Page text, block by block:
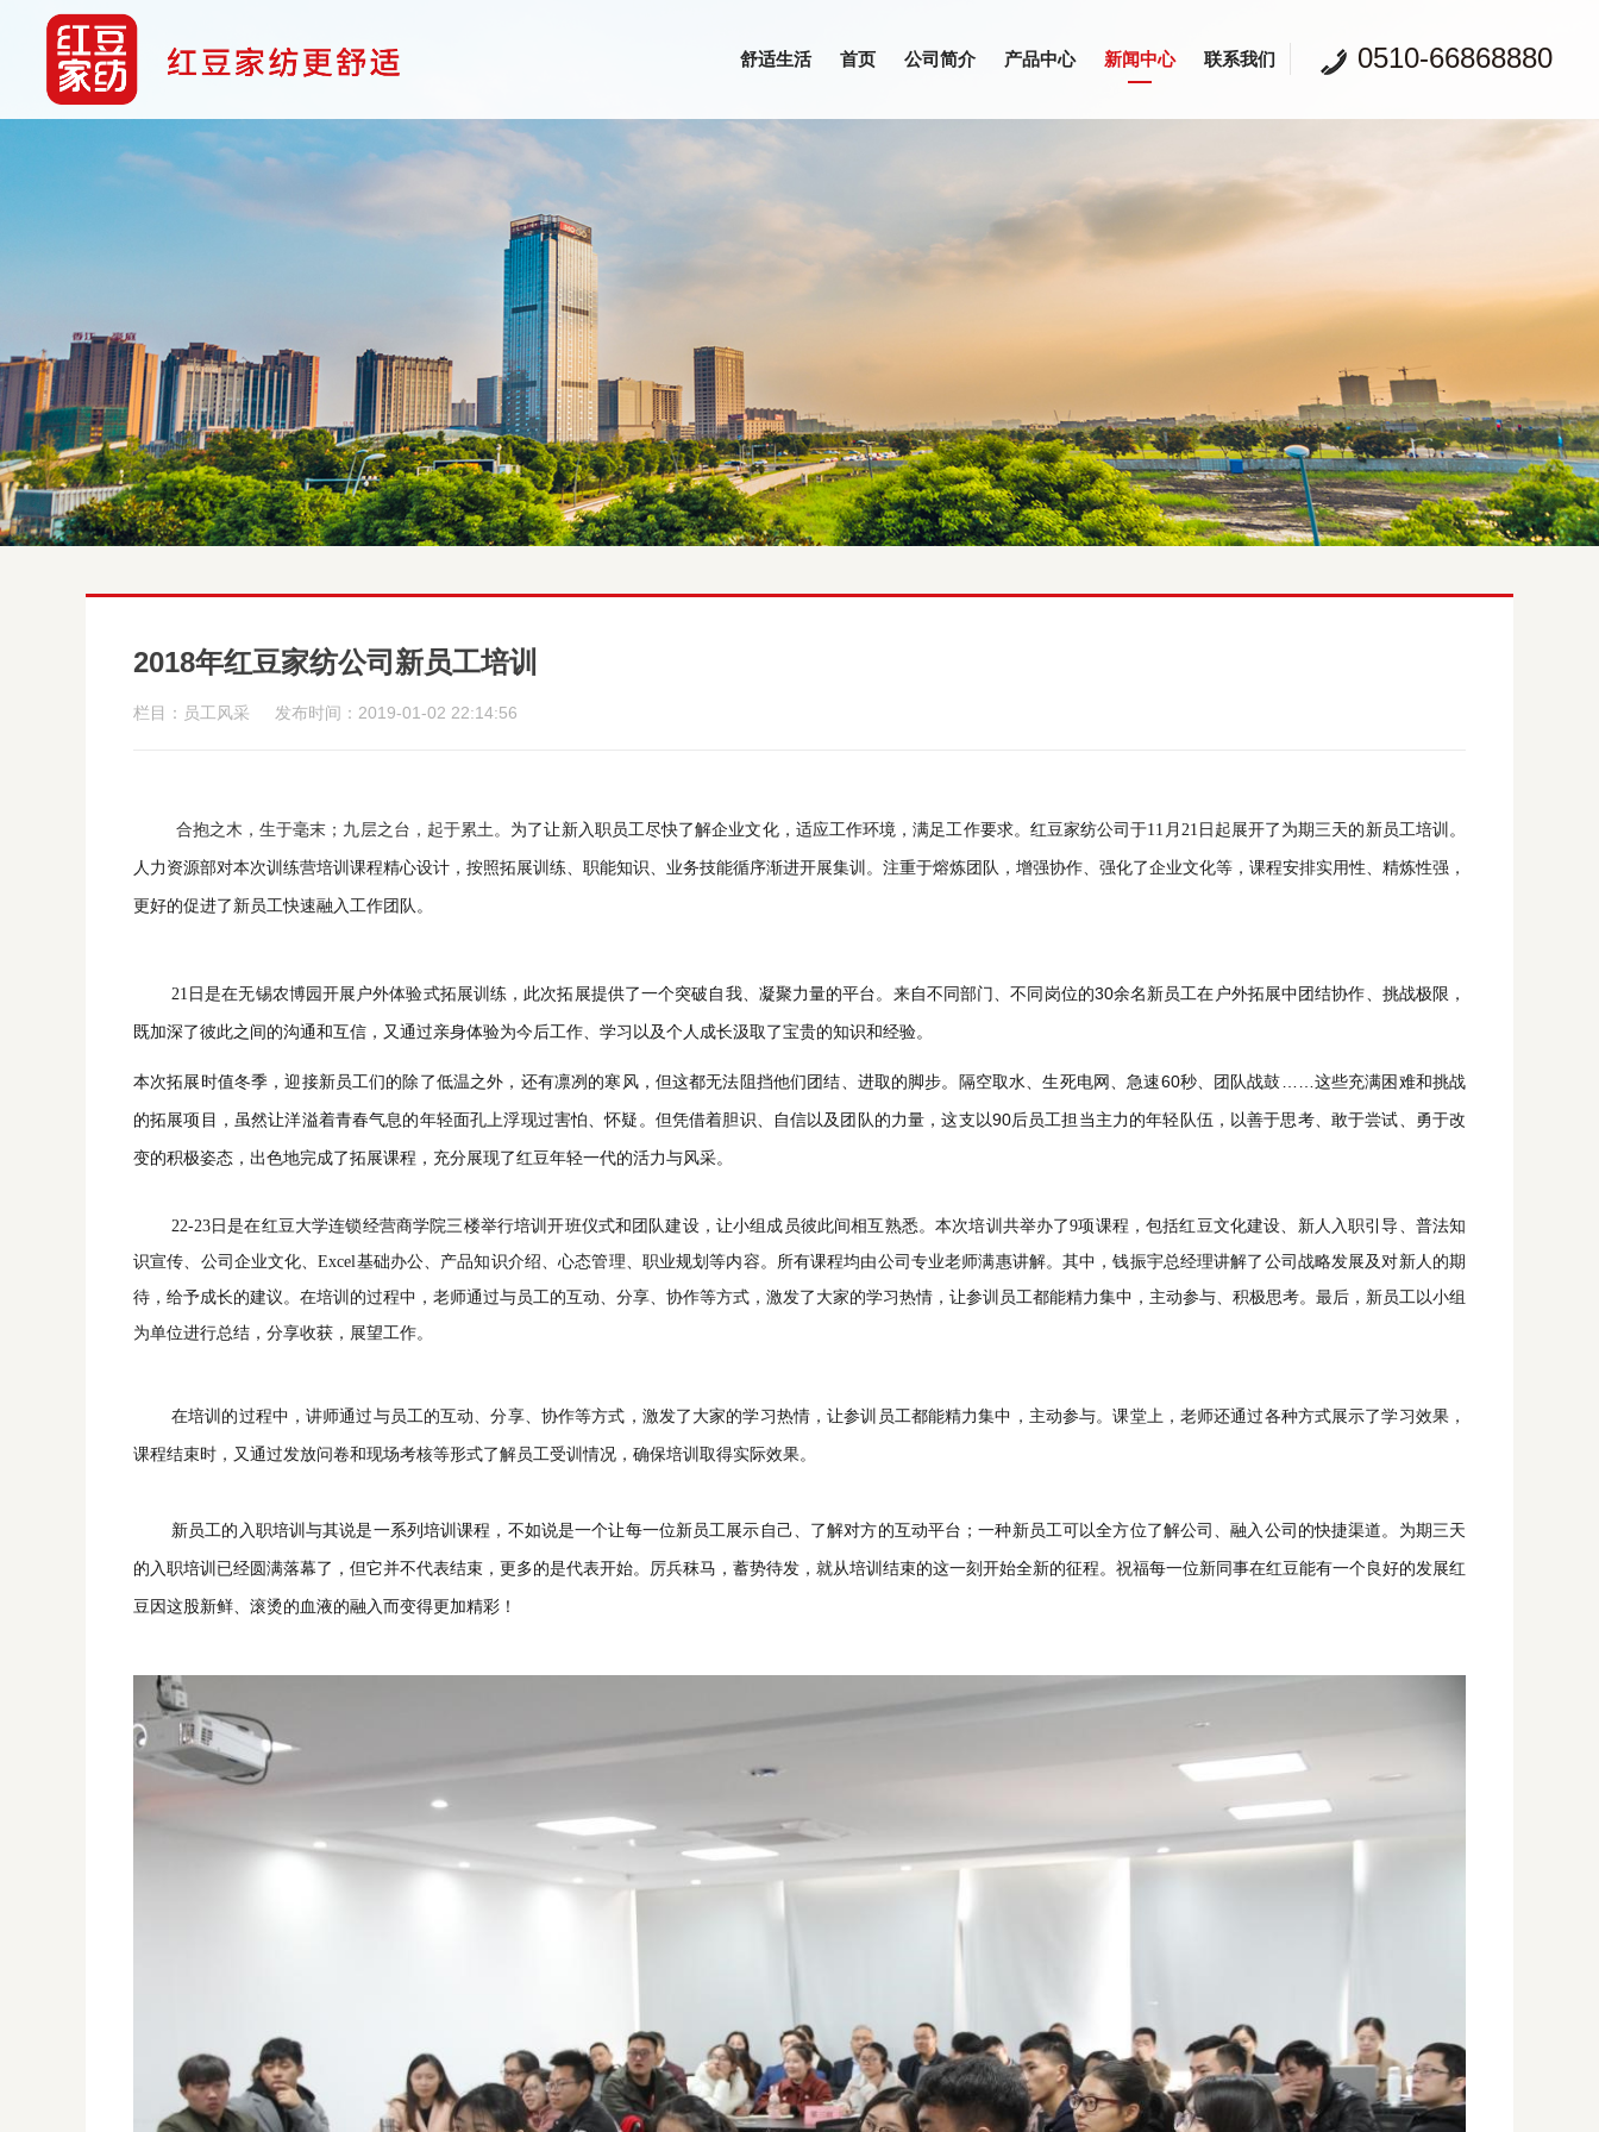
0510-66868880
舒适生活 首页 公司简介 产品中心 新闻中心 联系我们
2018年红豆家纺公司新员工培训
栏目：员工风采 发布时间：2019-01-02 22:14:56
合抱之木，生于毫末；九层之台，起于累土。 为了让新入职员工尽快了解企业文化，适应工作环境，满足工作要求。红豆家纺公司于11月21日起展开了为期三天的新员工培训。
人力资源部对本次训练营培训课程精心设计，按照拓展训练、职能知识、业务技能循序渐进开展集训。注重于熔炼团队，增强协作、强化了企业文化等，课程安排实用性、精炼性强，
更好的促进了新员工快速融入工作团队。
21日是在无锡农博园开展户外体验式拓展训练， 此次拓展提供了一个突破自我、凝聚力量的平台。来自不同部门 、不同岗位的30余名新员工在户外拓展中团结协作、挑战极限，
既加深了彼此之间的沟通和互信，又通过亲身体验为今后工作、学习以及个人成长汲取了宝贵的知识和经验。
本次拓展时值冬季，迎接新员工们的除了低温之外，还有凛冽的寒风，但这都无法阻挡他们团结、进取的脚步。隔空取水、生死电网、急速60秒、 团队战鼓 ……这些充满困难和挑战
的拓展项目，虽然让洋溢着青春气息的年轻面孔上浮现过害怕、怀疑。但凭借着胆识、自信以及团队的力量，这支以90后员工担当主力的年轻队伍，以善于思考、敢于尝试、勇于改
变的积极姿态，出色地完成了拓展课程，充分展现了红豆年轻一代的活力与风采。
22-23日是在红豆大学连锁经营商学院三楼举行培训开班仪式和团队建设，让小组成员彼此间相互熟悉。本次培训共举办了9项课程，包括红豆文化建设、新人入职引导、普法知
识宣传、公司企业文化、Excel基础办公、产品知识介绍、心态管理、职业规划等内容。 所有课程均由公司专业老师满惠讲解。其中，钱振宇总经理讲解了公司战略发展及对新人的期
待，给予成长的建议。 在培训的过程中，老师通过与员工的互动、分享、协作等方式，激发了大家的学习热情，让参训员工都能精力集中，主动参与、积极思考。最后，新员工 以小组
为单位进行总结，分享收获，展望工作。
在培训的过程中，讲师通过与员工的互动、分享、协作等方式，激发了大家的学习热情，让参训员工都能精力集中，主动参与。课堂上，老师还通过各种方式展示了学习效果，
课程结束时，又通过发放问卷和现场考核等形式了解员工受训情况，确保培训取得实际效果。
新员工的入职培训与其说是一系列培训课程，不如说是一个让每一位新员工展示自己、了解对方的互动平台；一种新员工可以全方位了解公司、融入公司的快捷渠道。为期三天
的入职培训已经圆满落幕了，但它并不代表结束，更多的是代表开始。厉兵秣马，蓄势待发，就从培训结束的这一刻开始全新的征程。祝福每一位新同事在红豆能有一个良好的发展红
豆因这股新鲜、滚烫的血液的融入而变得更加精彩！